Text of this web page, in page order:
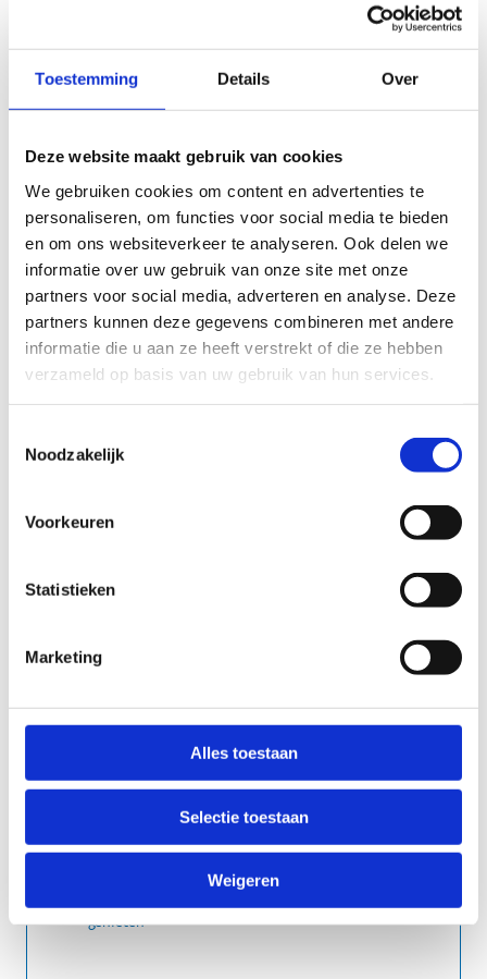
Toestemming Details Over
Deze website maakt gebruik van cookies
We gebruiken cookies om content en advertenties te
personaliseren, om functies voor social media te bieden
en om ons websiteverkeer te analyseren. Ook delen we
informatie over uw gebruik van onze site met onze
partners voor social media, adverteren en analyse. Deze
partners kunnen deze gegevens combineren met andere
informatie die u aan ze heeft verstrekt of die ze hebben
verzameld op basis van uw gebruik van hun services.
Noodzakelijk
Voorkeuren
Statistieken
Marketing
Alles toestaan
Selectie toestaan
Weigeren
.##.##-###.##
gebruik geen leestekens
Opleiding
je beschikt
geef op welke sporttak(ken) jouw voorkeur
genieten